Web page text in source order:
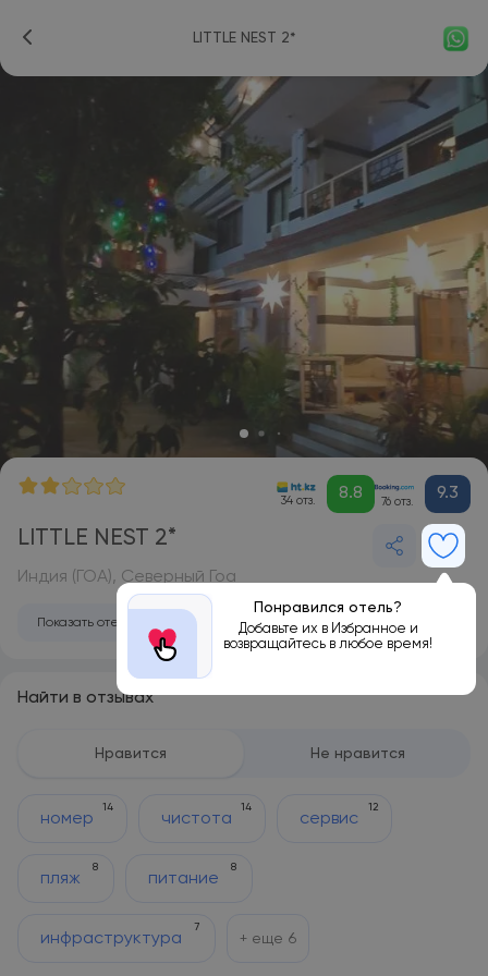
LITTLE NEST 2*
34 отз. 8.8 76 отз. 9.3
LITTLE NEST 2*
Понравился отель?
Добавьте их в Избранное и
возвращайтесь в любое время!
Индия (ГОА), Северный Гоа
Показать отель на карте
Найти в отзывах
Нравится Не нравится
номер
14
чистота
14
сервис
12
пляж
8
питание
8
инфраструктура
7
+ еще 6